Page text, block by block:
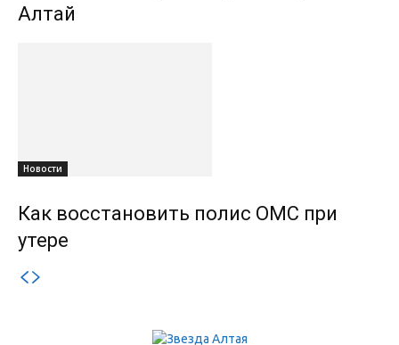
Алтай
Новости
Как восстановить полис ОМС при
утере